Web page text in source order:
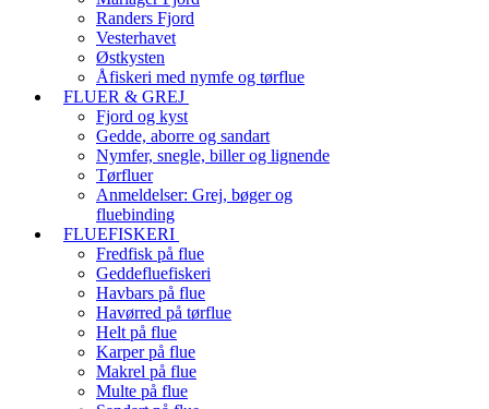
Randers Fjord
Vesterhavet
Østkysten
Åfiskeri med nymfe og tørflue
FLUER & GREJ
Fjord og kyst
Gedde, aborre og sandart
Nymfer, snegle, biller og lignende
Tørfluer
Anmeldelser: Grej, bøger og
fluebinding
FLUEFISKERI
Fredfisk på flue
Geddefluefiskeri
Havbars på flue
Havørred på tørflue
Helt på flue
Karper på flue
Makrel på flue
Multe på flue